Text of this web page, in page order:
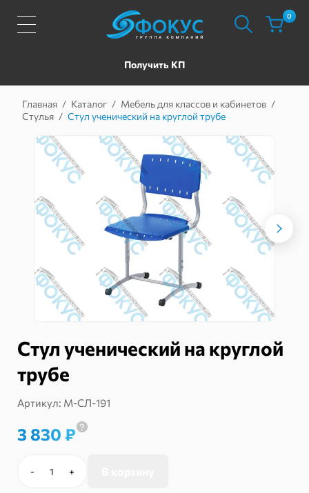
Получить КП
0
Главная / Каталог / Мебель для классов и кабинетов /
Стулья / Стул ученический на круглой трубе
Стул ученический на круглой
трубе
Артикул: М-СЛ-191
3 830 ₽
-
Количество
+